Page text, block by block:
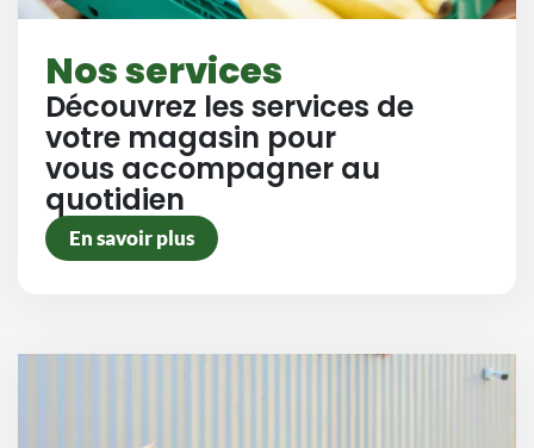
Nos services
Découvrez les services de
votre magasin pour
vous accompagner au
quotidien
En savoir plus